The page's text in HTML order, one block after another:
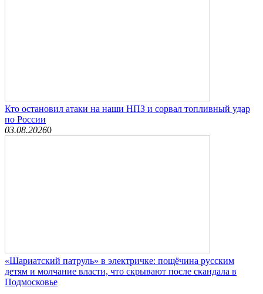
Кто остановил атаки на наши НПЗ и сорвал топливный удар
по России
03.08.20260
«Шариатский патруль» в электричке: пощёчина русским
детям и молчание власти, что скрывают после скандала в
Подмосковье